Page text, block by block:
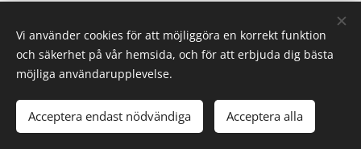
Cookies
Vi använder cookies för att möjliggöra en korrekt funktion
och säkerhet på vår hemsida, och för att erbjuda dig bästa
möjliga användarupplevelse.
Acceptera endast nödvändiga Acceptera alla